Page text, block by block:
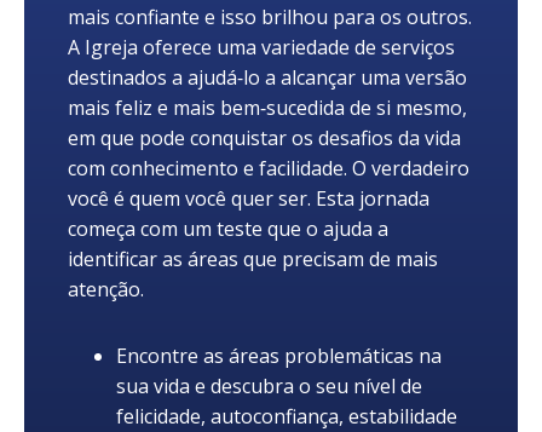
mais confiante e isso brilhou para os outros.
A Igreja oferece uma variedade de serviços
destinados a ajudá‑lo a alcançar uma versão
mais feliz e mais bem‑sucedida de si mesmo,
em que pode conquistar os desafios da vida
com conhecimento e facilidade. O verdadeiro
você é quem você quer ser. Esta jornada
começa com um teste que o ajuda a
identificar as áreas que precisam de mais
atenção.
Encontre as áreas problemáticas na
sua vida e descubra o seu nível de
felicidade, autoconfiança, estabilidade